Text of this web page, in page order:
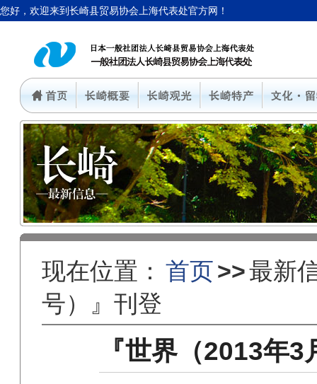
您好，欢迎来到长崎县贸易协会上海代表处官方网！
现在位置： 首页>>最新
号）』刊登
『世界（2013年